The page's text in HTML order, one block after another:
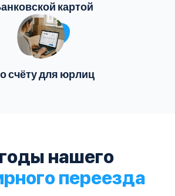
картой
счёту для юрлиц
нашего
переезда